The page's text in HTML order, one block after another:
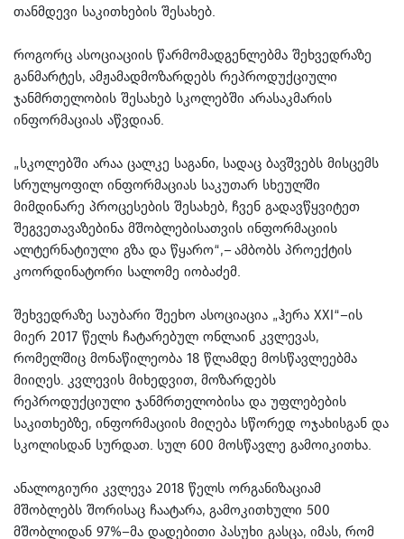
თანმდევი საკითხების შესახებ.
როგორც ასოციაციის წარმომადგენლებმა შეხვედრაზე
განმარტეს, ამჟამადმოზარდებს რეპროდუქციული
ჯანმრთელობის შესახებ სკოლებში არასაკმარის
ინფორმაციას აწვდიან.
„სკოლებში არაა ცალკე საგანი, სადაც ბავშვებს მისცემს
სრულყოფილ ინფორმაციას საკუთარ სხეულში
მიმდინარე პროცესების შესახებ, ჩვენ გადავწყვიტეთ
შეგვეთავაზებინა მშობლებისათვის ინფორმაციის
ალტერნატიული გზა და წყარო“,– ამბობს პროექტის
კოორდინატორი სალომე იობაძემ.
შეხვედრაზე საუბარი შეეხო ასოციაცია „ჰერა XXI“–ის
მიერ 2017 წელს ჩატარებულ ონლაინ კვლევას,
რომელშიც მონაწილეობა 18 წლამდე მოსწავლეებმა
მიიღეს. კვლევის მიხედვით, მოზარდებს
რეპროდუქციული ჯანმრთელობისა და უფლებების
საკითხებზე, ინფორმაციის მიღება სწორედ ოჯახისგან და
სკოლისდან სურდათ. სულ 600 მოსწავლე გამოიკითხა.
ანალოგიური კვლევა 2018 წელს ორგანიზაციამ
მშობლებს შორისაც ჩაატარა, გამოკითხული 500
მშობლიდან 97%–მა დადებითი პასუხი გასცა, იმას, რომ